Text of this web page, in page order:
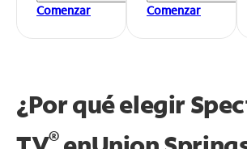
Comenzar
Comenzar
¿Por qué elegir
®